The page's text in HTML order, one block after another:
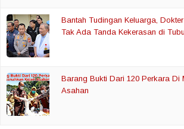
Bantah Tudingan Keluarga,
Tak Ada Tanda Kekerasan di
Barang Bukti Dari 120 Perkara Di
Asahan